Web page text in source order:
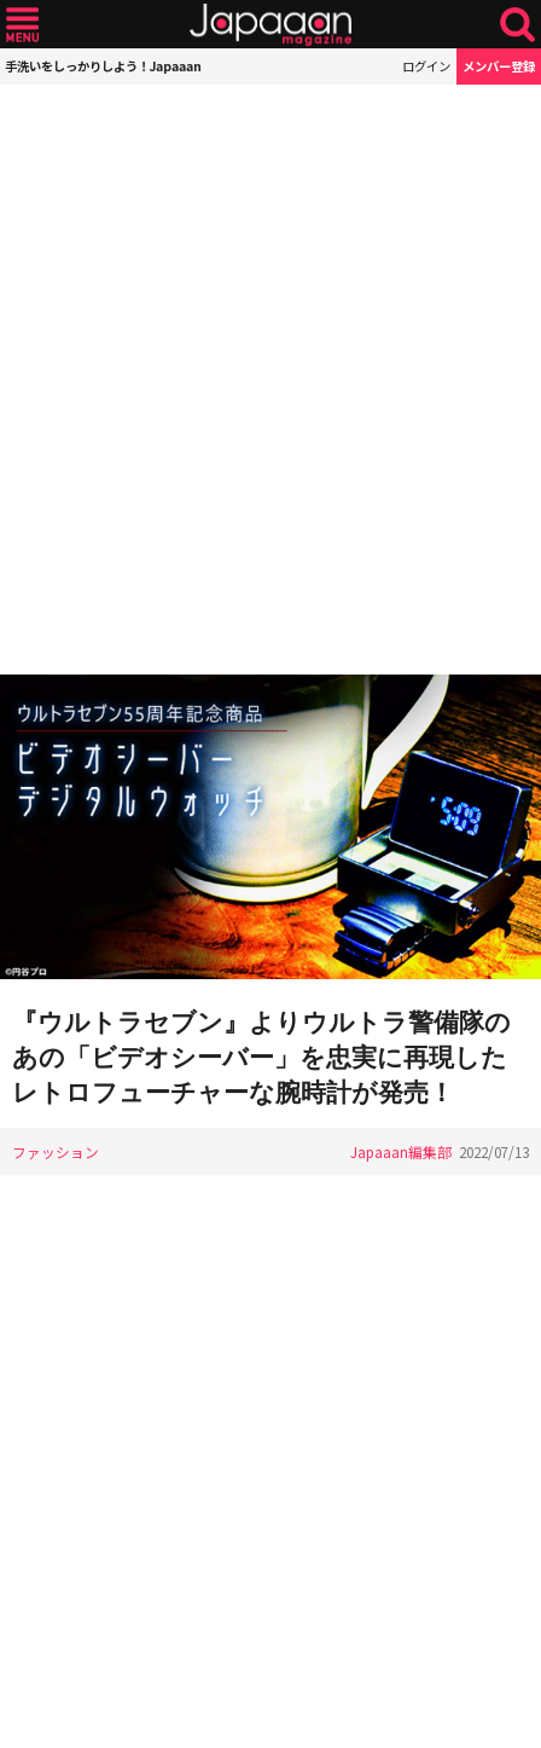
手洗いをしっかりしよう！Japaaan ログイン メンバー登録
『ウルトラセブン』よりウルトラ警備隊の
あの「ビデオシーバー」を忠実に再現した
レトロフューチャーな腕時計が発売！
ファッション Japaaan編集部 2022/07/13